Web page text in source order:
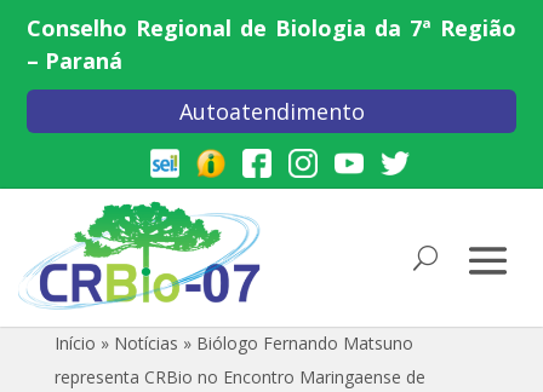
Conselho Regional de Biologia da 7ª Região
– Paraná
Autoatendimento
Início » Notícias » Biólogo Fernando Matsuno
representa CRBio no Encontro Maringaense de